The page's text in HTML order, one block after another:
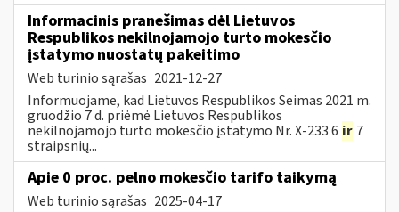
Informacinis pranešimas dėl Lietuvos
Respublikos nekilnojamojo turto mokesčio
įstatymo nuostatų pakeitimo
Web turinio sąrašas 2021-12-27
Informuojame, kad Lietuvos Respublikos Seimas 2021 m.
gruodžio 7 d. priėmė Lietuvos Respublikos
nekilnojamojo turto mokesčio įstatymo Nr. X-233 6 ir 7
straipsnių...
Apie 0 proc. pelno mokesčio tarifo taikymą
Web turinio sąrašas 2025-04-17